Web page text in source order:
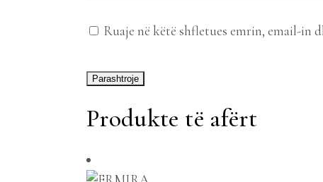
Ruaje në këtë shfletues emrin, email-in
Produkte të afërt